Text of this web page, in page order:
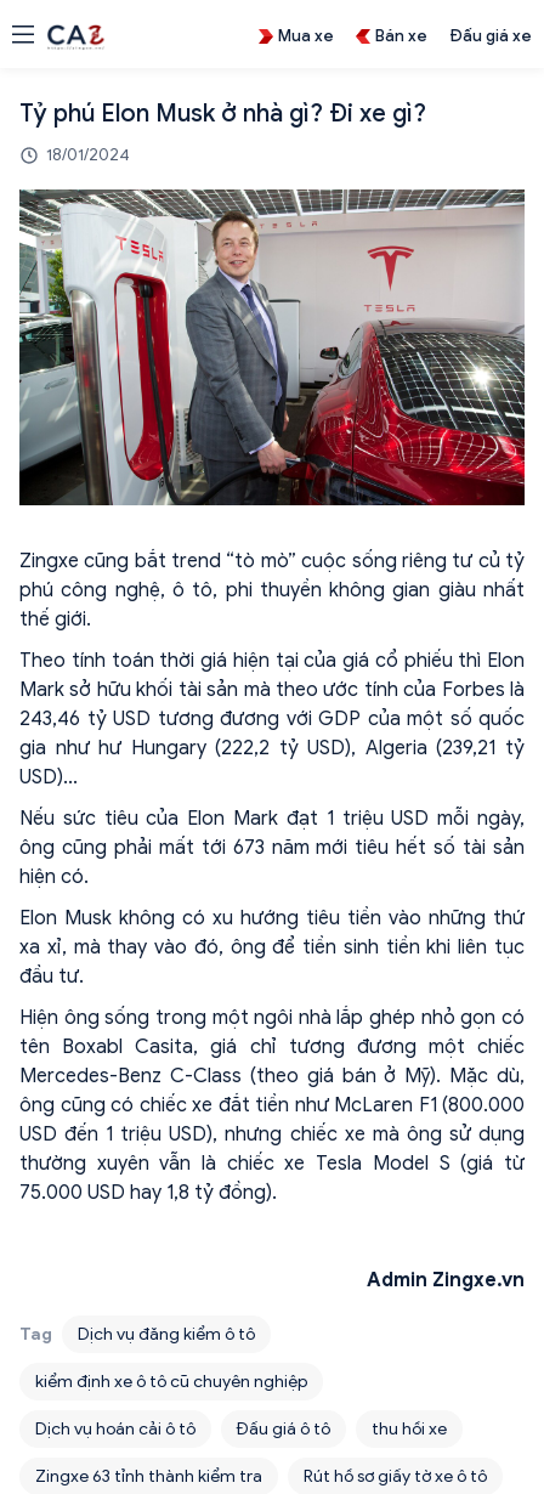
Mua xe Bán xe Đấu giá xe
Tỷ phú Elon Musk ở nhà gì? Đi xe gì?
18/01/2024
Zingxe cũng bắt trend “tò mò” cuộc sống riêng tư củ tỷ
phú công nghệ, ô tô, phi thuyền không gian giàu nhất
thế giới.
Theo tính toán thời giá hiện tại của giá cổ phiếu thì Elon
Mark sở hữu khối tài sản mà theo ước tính của Forbes là
243,46 tỷ USD tương đương với GDP của một số quốc
gia như hư Hungary (222,2 tỷ USD), Algeria (239,21 tỷ
USD)...
Nếu sức tiêu của Elon Mark đạt 1 triệu USD mỗi ngày,
ông cũng phải mất tới 673 năm mới tiêu hết số tài sản
hiện có.
Elon Musk không có xu hướng tiêu tiền vào những thứ
xa xỉ, mà thay vào đó, ông để tiền sinh tiền khi liên tục
đầu tư.
Hiện ông sống trong một ngôi nhà lắp ghép nhỏ gọn có
tên Boxabl Casita, giá chỉ tương đương một chiếc
Mercedes-Benz C-Class (theo giá bán ở Mỹ). Mặc dù,
ông cũng có chiếc xe đắt tiền như McLaren F1 (800.000
USD đến 1 triệu USD), nhưng chiếc xe mà ông sử dụng
thường xuyên vẫn là chiếc xe Tesla Model S (giá từ
75.000 USD hay 1,8 tỷ đồng).
Admin Zingxe.vn
Tag Dịch vụ đăng kiểm ô tô
kiểm định xe ô tô cũ chuyên nghiệp
Dịch vụ hoán cải ô tô Đấu giá ô tô thu hồi xe
Zingxe 63 tỉnh thành kiểm tra Rút hồ sơ giấy tờ xe ô tô